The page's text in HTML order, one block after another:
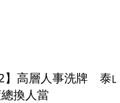
2】高層人事洗牌 泰
換人當